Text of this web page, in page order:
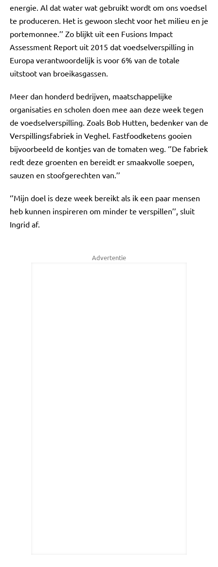
energie. Al dat water wat gebruikt wordt om ons voedsel
te produceren. Het is gewoon slecht voor het milieu en je
portemonnee.’’ Zo blijkt uit een Fusions Impact
Assessment Report uit 2015 dat voedselverspilling in
Europa verantwoordelijk is voor 6% van de totale
uitstoot van broeikasgassen.
Meer dan honderd bedrijven, maatschappelijke
organisaties en scholen doen mee aan deze week tegen
de voedselverspilling. Zoals Bob Hutten, bedenker van de
Verspillingsfabriek in Veghel. Fastfoodketens gooien
bijvoorbeeld de kontjes van de tomaten weg. ‘’De fabriek
redt deze groenten en bereidt er smaakvolle soepen,
sauzen en stoofgerechten van.’’
‘’Mijn doel is deze week bereikt als ik een paar mensen
heb kunnen inspireren om minder te verspillen’’, sluit
Ingrid af.
Advertentie